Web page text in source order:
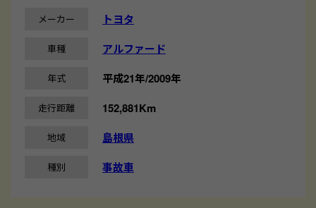
メーカー トヨタ
車種 アルファード
年式 平成21年/2009年
走行距離 152,881Km
地域 島根県
種別 事故車